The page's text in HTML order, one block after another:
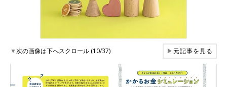
▼次の画像は下へスクロール (10/37) ▶元記事を見る